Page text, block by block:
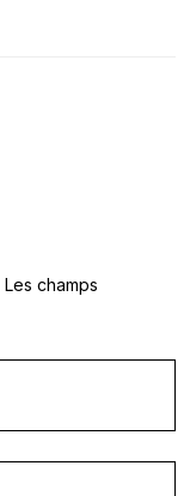
Les champs